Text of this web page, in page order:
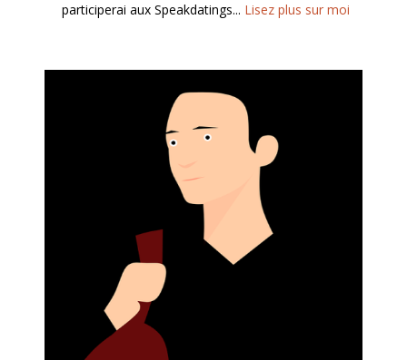
participerai aux Speakdatings... Lisez plus sur moi